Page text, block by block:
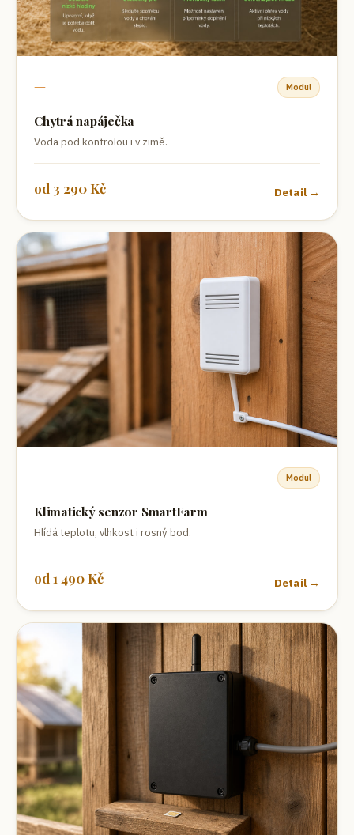
+ Modul
Chytrá napáječka
Voda pod kontrolou i v zimě.
od 3 290 Kč Detail →
+ Modul
Klimatický senzor SmartFarm
Hlídá teplotu, vlhkost i rosný bod.
od 1 490 Kč Detail →